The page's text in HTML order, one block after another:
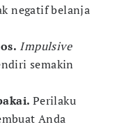
negatif belanja
Impulsive
semakin
Perilaku
Anda